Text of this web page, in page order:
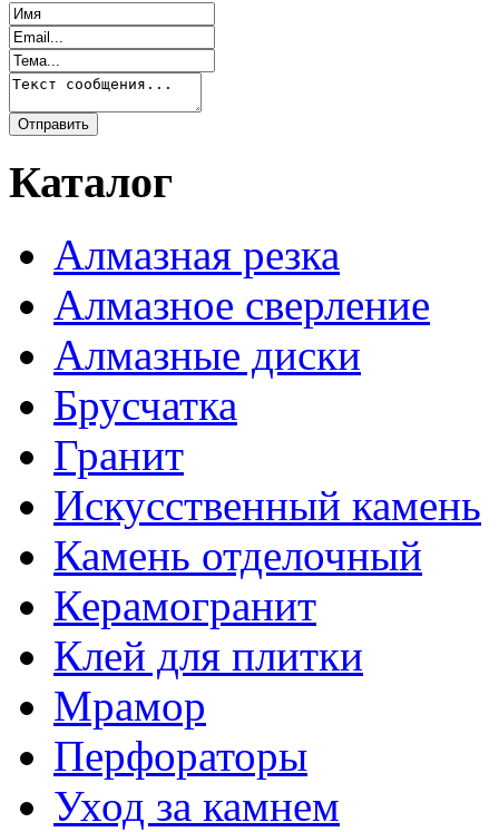
Каталог
Алмазная резка
Алмазное сверление
Алмазные диски
Брусчатка
Гранит
Искусственный камень
Камень отделочный
Керамогранит
Клей для плитки
Мрамор
Перфораторы
Уход за камнем